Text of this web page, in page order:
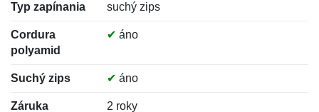
Typ zapínania suchý zips
Cordura
polyamid
✔ áno
Suchý zips ✔ áno
Záruka 2 roky